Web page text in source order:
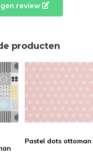
review
producten
Pastel dots ottoman